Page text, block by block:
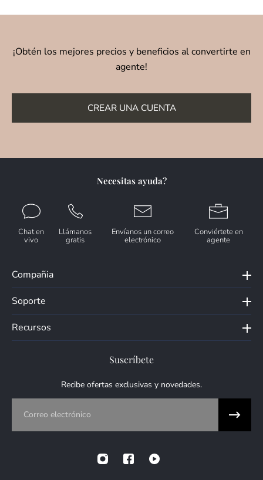
¡Obtén los mejores precios y beneficios al convertirte en
agente!
CREAR UNA CUENTA
Necesitas ayuda?
Chat en
vivo
Llámanos
gratis
Envíanos un correo
electrónico
Conviértete en
agente
Compañia
Soporte
Recursos
Suscríbete
Recibe ofertas exclusivas y novedades.